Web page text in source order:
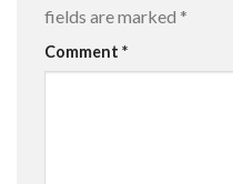
fields are marked *
Comment *